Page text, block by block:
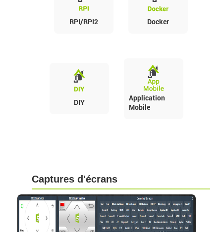
RPI/RPI2 Docker
DIY
Application
Mobile
Captures d'écrans